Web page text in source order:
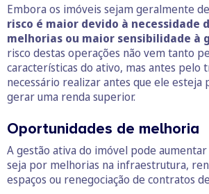
Embora os imóveis sejam geralmente
risco é maior devido à necessidade
melhorias ou maior sensibilidade à
risco destas operações não vem tanto
características do ativo, mas antes pelo
necessário realizar antes que ele esteja
gerar uma renda superior.
Oportunidades de melhoria
A gestão ativa do imóvel pode
seja por melhorias na infraestrutura,
espaços ou renegociação de contratos